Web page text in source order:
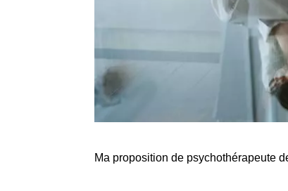
Ma proposition de psychothérapeute